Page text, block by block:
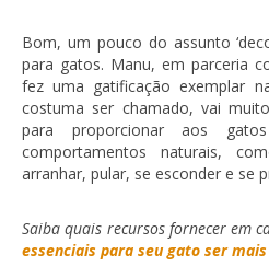
Bom, um pouco do assunto
para gatos. Manu, em parceria
fez uma gatificação exemplar
costuma ser chamado, vai
para proporcionar aos
comportamentos naturais,
arranhar, pular, se esconder e se
Saiba quais recursos fornecer em
essenciais para seu gato ser